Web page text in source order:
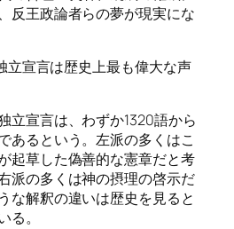
反王政論者らの夢が現実にな
立宣言は歴史上最も偉大な声
立宣言は、わずか1320語から
あるという。左派の多くはこ
起草した偽善的な憲章だと考
派の多くは神の摂理の啓示だ
な解釈の違いは歴史を見ると
る。